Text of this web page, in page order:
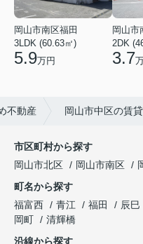
岡山市南区福田
3LDK (60.63㎡)
5.9万円
2DK
3.7
不動産 岡山市中区の賃
市区町村から探す
岡山市北区
岡山市南区
町名から探す
福富西
青江 福田 辰巳
岡町
清輝橋
沿線から探す